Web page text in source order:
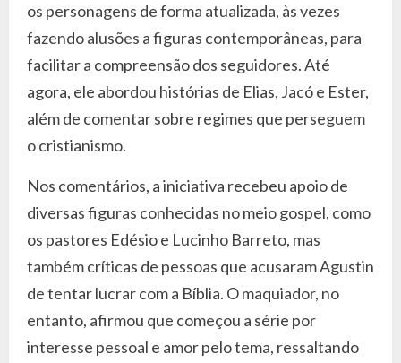
os personagens de forma atualizada, às vezes
fazendo alusões a figuras contemporâneas, para
facilitar a compreensão dos seguidores. Até
agora, ele abordou histórias de Elias, Jacó e Ester,
além de comentar sobre regimes que perseguem
o cristianismo.
Nos comentários, a iniciativa recebeu apoio de
diversas figuras conhecidas no meio gospel, como
os pastores Edésio e Lucinho Barreto, mas
também críticas de pessoas que acusaram Agustin
de tentar lucrar com a Bíblia. O maquiador, no
entanto, afirmou que começou a série por
interesse pessoal e amor pelo tema, ressaltando